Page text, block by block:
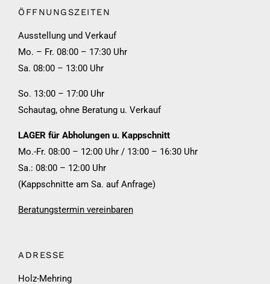
ÖFFNUNGSZEITEN
Ausstellung und Verkauf
Mo. – Fr. 08:00 – 17:30 Uhr
Sa. 08:00 – 13:00 Uhr
So. 13:00 – 17:00 Uhr
Schautag, ohne Beratung u. Verkauf
LAGER für Abholungen u. Kappschnitt
Mo.-Fr. 08:00 – 12:00 Uhr / 13:00 – 16:30 Uhr
Sa.: 08:00 – 12:00 Uhr
(Kappschnitte am Sa. auf Anfrage)
Beratungstermin vereinbaren
ADRESSE
Holz-Mehring